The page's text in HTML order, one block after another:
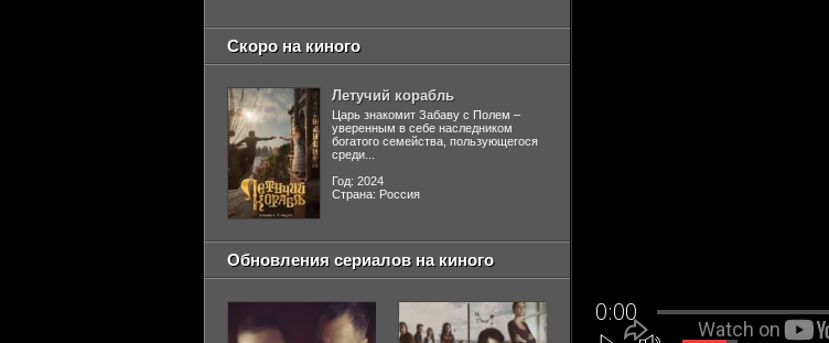
Скоро на киного
Летучий корабль
Царь знакомит Забаву с Полем –
уверенным в себе наследником
богатого семейства, пользующегося
среди...
Год: 2024
Страна: Россия
Обновления сериалов на киного